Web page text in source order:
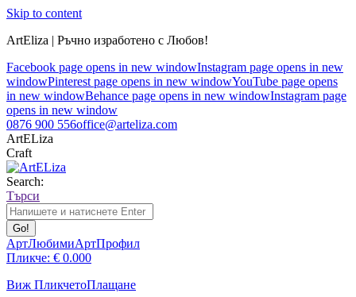
Skip to content
ArtEliza | Ръчно изработено с Любов!
Facebook page opens in new windowInstagram page opens in new
windowPinterest page opens in new windowYouTube page opens
in new windowBehance page opens in new windowInstagram page
opens in new window
0876 900 556office@arteliza.com
ArtELiza
Craft
Search:
Търси
АртЛюбимиАртПрофил
Пликче: € 0.000
Виж ПликчетоПлащане